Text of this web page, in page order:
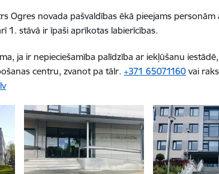
Ogres novada pašvaldības ēkā pieejams
1. stāvā ir īpaši aprīkotas labierīcības.
ja ir nepieciešamība palīdzība ar iekļūšanu
centru, zvanot pa tālr.+371 65071160 vai